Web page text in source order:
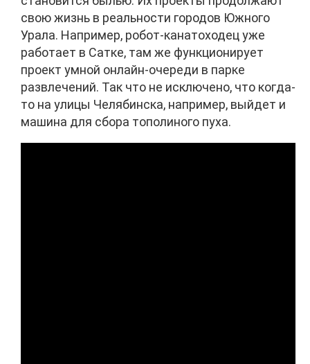
свою жизнь в реальности городов Южного
Урала. Например, робот-канатоходец уже
работает в Сатке, там же функционирует
проект умной онлайн-очереди в парке
развлечений. Так что не исключено, что когда-
то на улицы Челябинска, например, выйдет и
машина для сбора тополиного пуха.